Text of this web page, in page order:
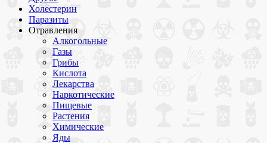
Холестерин
Паразиты
Отравления
Алкогольные
Газы
Грибы
Кислота
Лекарства
Наркотические
Пищевые
Растения
Химические
Яды